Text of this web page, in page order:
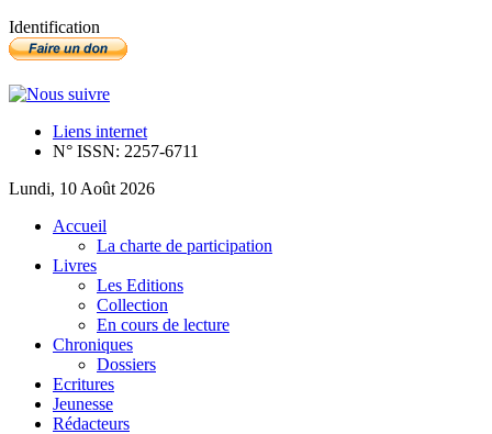
Identification
Liens internet
N° ISSN: 2257-6711
Lundi, 10 Août 2026
Accueil
La charte de participation
Livres
Les Editions
Collection
En cours de lecture
Chroniques
Dossiers
Ecritures
Jeunesse
Rédacteurs